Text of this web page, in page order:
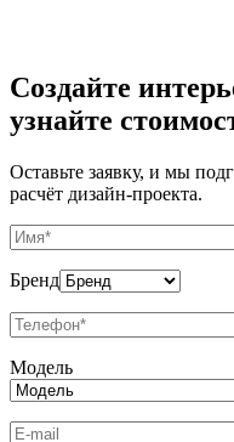
Создайте
узнайте
Оставьте заявку, и мы
расчёт дизайн-проекта.
Бренд
Модель